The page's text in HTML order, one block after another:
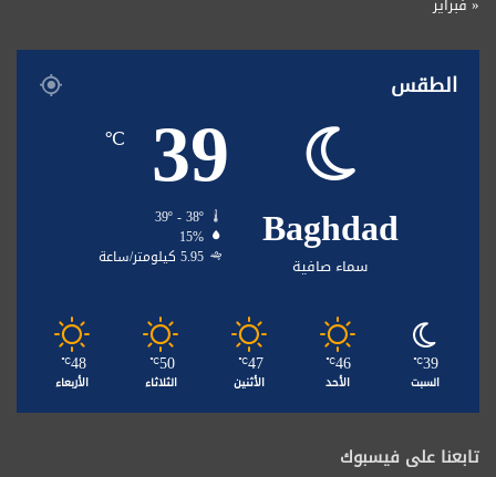
الطقس
Baghdad
سماء صافية
39
℃
39º - 38º
15%
5.95 كيلومتر/ساعة
39
℃
السبت
46
℃
الأحد
47
℃
الأثنين
50
℃
الثلاثاء
48
℃
الأربعاء
تابعنا على فيسبوك